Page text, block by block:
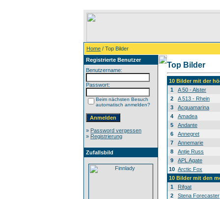
Home / Top Bilder
Registrierte Benutzer
Benutzername:
Passwort:
Beim nächsten Besuch
automatisch anmelden?
» Password vergessen
» Registrierung
Zufallsbild
Top Bilder
10 Bilder mit der
1
A 50 - Alster
2
A 513 - Rhein
3
Acquamarina
4
Amadea
5
Andante
6
Annegret
7
Annemarie
8
Antje Russ
9
APL Agate
10 Arctic Fox
10 Bilder mit den
1
Rifgat
2
Stena Forecaster